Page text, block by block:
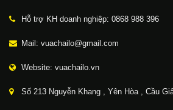
Hỗ trợ KH doanh nghiệp: 0868 988 396
Mail: vuachailo@gmail.com
Website: vuachailo.vn
Số 213 Nguyễn Khang , Yên Hòa , Cầu